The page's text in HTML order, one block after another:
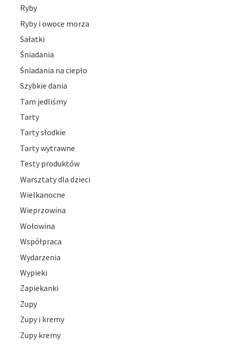
Ryby
Ryby i owoce morza
Sałatki
Śniadania
Śniadania na ciepło
Szybkie dania
Tam jedliśmy
Tarty
Tarty słodkie
Tarty wytrawne
Testy produktów
Warsztaty dla dzieci
Wielkanocne
Wieprzowina
Wołowina
Współpraca
Wydarzenia
Wypieki
Zapiekanki
Zupy
Zupy i kremy
Zupy kremy